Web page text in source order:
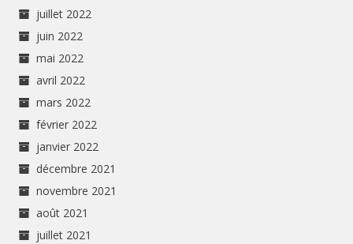
juillet 2022
juin 2022
mai 2022
avril 2022
mars 2022
février 2022
janvier 2022
décembre 2021
novembre 2021
août 2021
juillet 2021